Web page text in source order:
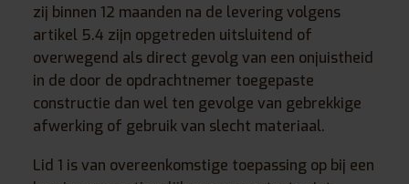
zij binnen 12 maanden na de levering volgens
artikel 5.4 zijn opgetreden uitsluitend of
overwegend als direct gevolg van een onjuistheid
in de door de opdrachtnemer toegepaste
constructie dan wel ten gevolge van gebrekkige
afwerking of gebruik van slecht materiaal.
Lid 1 is van overeenkomstige toepassing op bij een